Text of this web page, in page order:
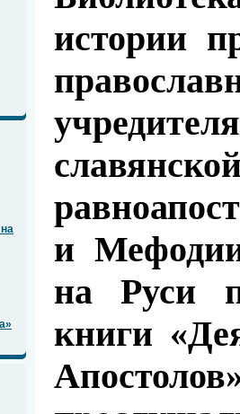
истории
и
на Руси
книги